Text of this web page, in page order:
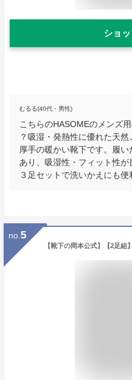
ショ
むるる(40代・男性)
こちらのHASOMEのメンズ
？吸湿・発熱性に優れた天
厚手の暖かい靴下です。履
あり、吸湿性・フィット性
３足セットで洗いかえにも便
no. 5